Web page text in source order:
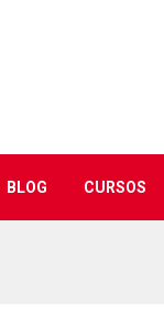
BLOG CURSOS